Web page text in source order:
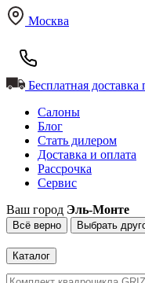
Москва
Бесплатная
Салоны
Блог
Стать дилером
Доставка и оплата
Рассрочка
Сервис
Ваш город Эль-Монте
Всё верно Выбрать
Каталог